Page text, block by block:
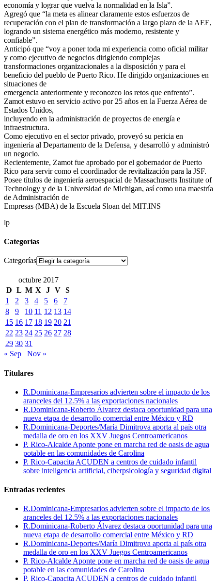
economía y lograr que vuelva la normalidad en la Isla”.
Agregó que “la meta es alinear claramente estos esfuerzos de
recuperación con el plan de transformación a largo plazo de la AEE,
logrando un sistema energético más moderno, resistente y
confiable”.
Anticipó que “voy a poner toda mi experiencia como oficial militar
y como ejecutivo de negocios dirigiendo complejas
transformaciones organizacionales a la disposición y para el
beneficio del pueblo de Puerto Rico. He dirigido organizaciones en
situaciones de
emergencia anteriormente y reconozco los retos que enfrento”.
Zamot estuvo en servicio activo por 25 años en la Fuerza Aérea de
Estados Unidos,
incluyendo en la administración de proyectos de energía e
infraestructura.
Como ejecutivo en el sector privado, proveyó su pericia en
ingeniería al Departamento de la Defensa, y desarrolló y administró
un negocio.
Recientemente, Zamot fue aprobado por el gobernador de Puerto
Rico para servir como el coordinador de revitalización para la JSF.
Posee títulos de ingeniería aeroespacial de Massachusetts Institute of
Technology y de la Universidad de Michigan, así como una maestría
de Administración de
Empresas (MBA) de la Escuela Sloan del MIT.INS
lp
Categorías
Categorías
octubre 2017
D L M X J V S
1
2 3 4 5 6
7
8
9 10 11 12 13 14
15 16 17 18 19 20 21
22 23 24 25 26 27 28
29 30 31
« Sep
Nov »
Titulares
R.Dominicana-Empresarios advierten sobre el impacto de los
aranceles del 12.5% a las exportaciones nacionales
R.Dominicana-Roberto Álvarez destaca oportunidad para una
nueva etapa de desarrollo comercial entre México y RD
R.Dominicana-Deportes/María Dimitrova aporta al país otra
medalla de oro en los XXV Juegos Centroamericanos
P. Rico-Alcalde Aponte pone en marcha red de oasis de agua
potable en las comunidades de Carolina
P. Rico-Capacita ACUDEN a centros de cuidado infantil
sobre inteligencia artificial, ciberpsicología y seguridad digital
Entradas recientes
R.Dominicana-Empresarios advierten sobre el impacto de los
aranceles del 12.5% a las exportaciones nacionales
R.Dominicana-Roberto Álvarez destaca oportunidad para una
nueva etapa de desarrollo comercial entre México y RD
R.Dominicana-Deportes/María Dimitrova aporta al país otra
medalla de oro en los XXV Juegos Centroamericanos
P. Rico-Alcalde Aponte pone en marcha red de oasis de agua
potable en las comunidades de Carolina
P. Rico-Capacita ACUDEN a centros de cuidado infantil